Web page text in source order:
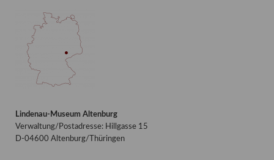
Lindenau-Museum Altenburg
Verwaltung/Postadresse: Hillgasse 15
D-04600 Altenburg/Thüringen